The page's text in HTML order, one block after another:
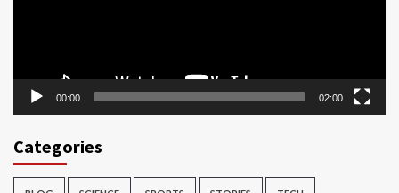
00:00 02:00
Categories